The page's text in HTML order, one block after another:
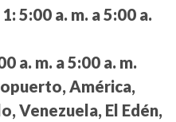
5:00 a. m. a 5:00 a.
a. m. a 5:00 a. m.
América,
Venezuela, El Edén,